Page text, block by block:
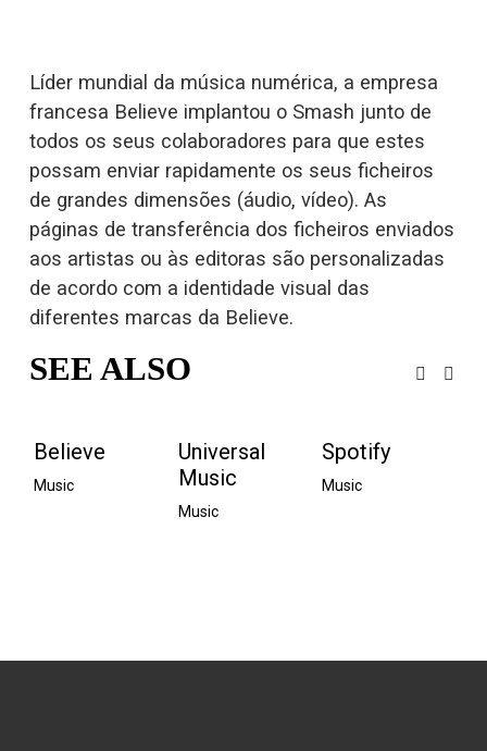
Líder mundial da música numérica, a empresa
francesa Believe implantou o Smash junto de
todos os seus colaboradores para que estes
possam enviar rapidamente os seus ficheiros
de grandes dimensões (áudio, vídeo). As
páginas de transferência dos ficheiros enviados
aos artistas ou às editoras são personalizadas
de acordo com a identidade visual das
diferentes marcas da Believe.
SEE ALSO
Believe
Music
Universal
Music
Music
Spotify
Music